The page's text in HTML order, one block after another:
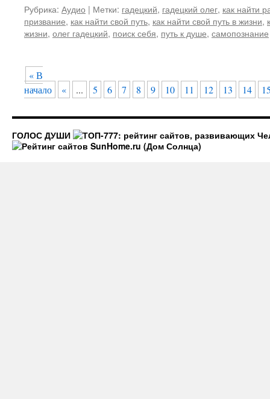
Рубрика: Аудио | Метки: гадецкий, гадецкий олег, как найти
призвание, как найти свой путь, как найти свой путь в жизни,
жизни, олег гадецкий, поиск себя, путь к душе, самопознание
« В
начало
« ... 5 6 7 8 9 10 11 12 13 14
ГОЛОС ДУШИ